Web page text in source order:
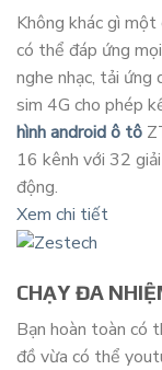
Không khác gì
có thể đáp ứng
nghe nhạc, tải
sim 4G cho phép
hình android ô tô
16 kênh với 32
động.
Xem chi tiết
CHẠY ĐA
Bạn hoàn toàn có
đồ vừa có thể